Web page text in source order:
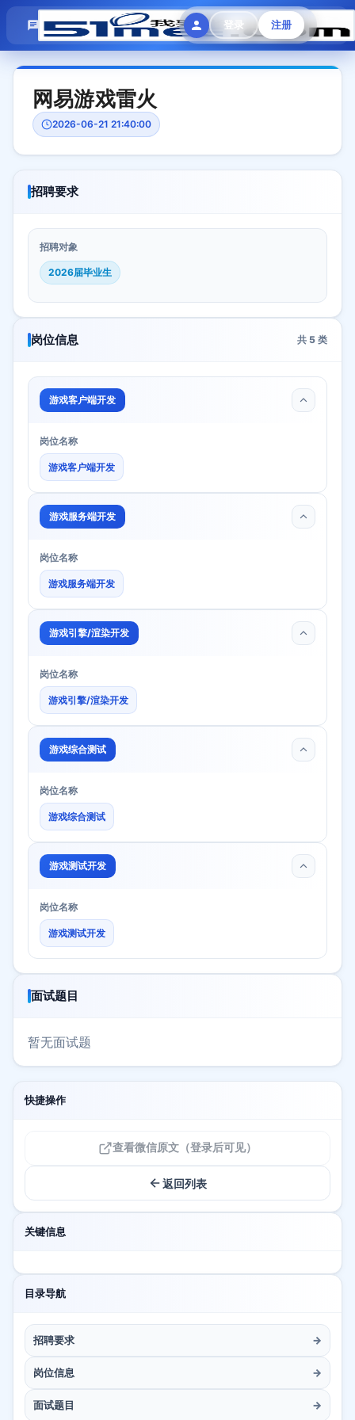
登录 注册
模拟面试 题目大全 招聘中心 会员专区
网易游戏雷火
2026-06-21 21:40:00
招聘要求
招聘对象
2026届毕业生
岗位信息 共 5 类
游戏客户端开发
岗位名称
游戏客户端开发
游戏服务端开发
岗位名称
游戏服务端开发
游戏引擎/渲染开发
岗位名称
游戏引擎/渲染开发
游戏综合测试
岗位名称
游戏综合测试
游戏测试开发
岗位名称
游戏测试开发
面试题目
暂无面试题
快捷操作
查看微信原文（登录后可见）
返回列表
关键信息
目录导航
招聘要求 →
岗位信息 →
面试题目 →